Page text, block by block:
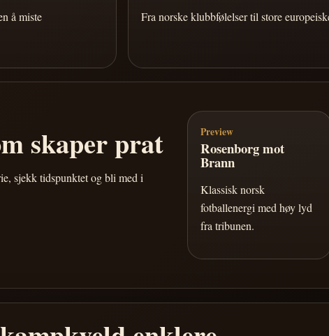
å miste
Fra norske klubbfølelser til store
skaper prat
sjekk tidspunktet og bli med i
Preview
Rosenborg mot
Brann
Klassisk norsk
fotballenergi med høy lyd
fra tribunen.